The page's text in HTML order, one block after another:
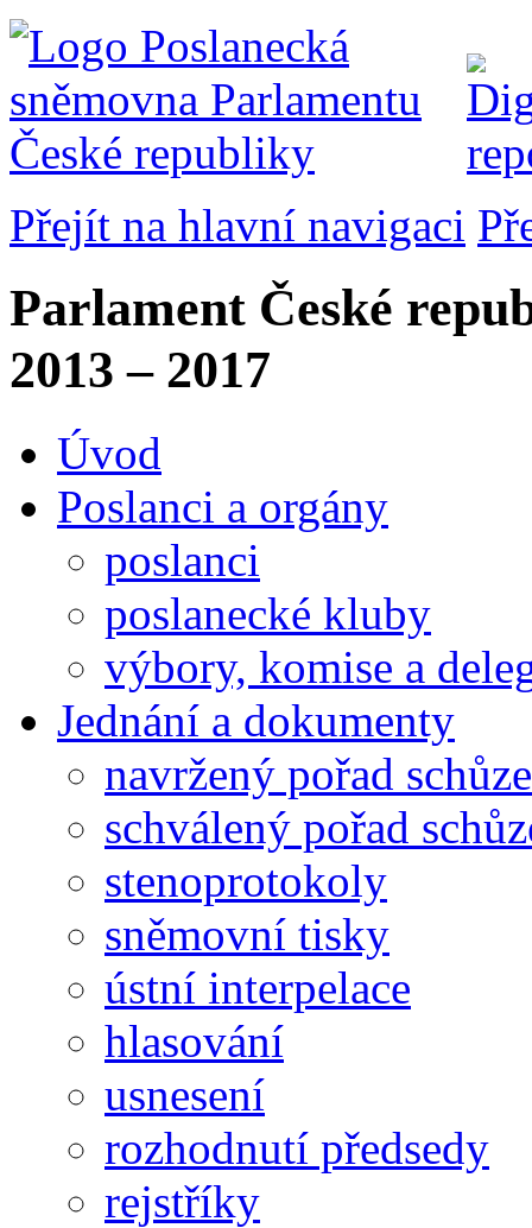
Přejít na hlavní navigaci
Parlament České
2013 – 2017
Úvod
Poslanci a orgány
poslanci
poslanecké kluby
výbory, komise a
Jednání a dokumenty
navržený pořad schůze
schválený pořad
stenoprotokoly
sněmovní tisky
ústní interpelace
hlasování
usnesení
rozhodnutí předsedy
rejstříky